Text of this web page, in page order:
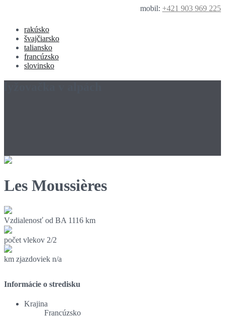
mobil: +421 903 969 225
rakúsko
švajčiarsko
taliansko
francúzsko
slovinsko
Les Moussières
Vzdialenosť od BA 1116 km
počet vlekov 2/2
km zjazdoviek n/a
Informácie o stredisku
Krajina
Francúzsko